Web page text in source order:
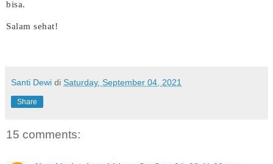
bisa.
Salam sehat!
Santi Dewi di Saturday, September 04, 2021
Share
15 comments: